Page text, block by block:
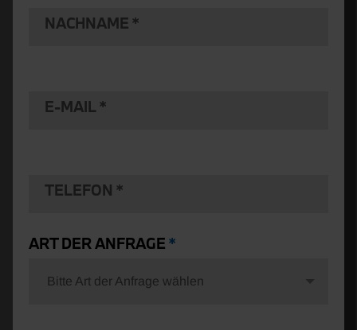
NACHNAME
E-MAIL
TELEFON
ART DER ANFRAGE
Bitte Art der Anfrage wählen